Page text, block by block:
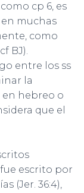
cp 6, es
muchas
como
BJ).
entre los ss
la
hebreo o
que el
escrito por
(Jer. 36:4),